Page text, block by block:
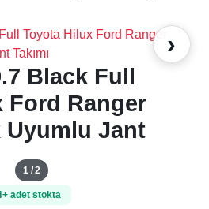
1 / 2
›
Black Full
Ford Ranger
Uyumlu Jant
adet stokta